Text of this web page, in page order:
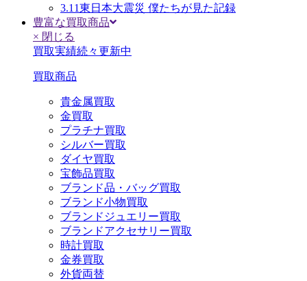
3.11東日本大震災 僕たちが見た記録
豊富な買取商品
× 閉じる
買取実績続々更新中
買取商品
貴金属買取
金買取
プラチナ買取
シルバー買取
ダイヤ買取
宝飾品買取
ブランド品・バッグ買取
ブランド小物買取
ブランドジュエリー買取
ブランドアクセサリー買取
時計買取
金券買取
外貨両替